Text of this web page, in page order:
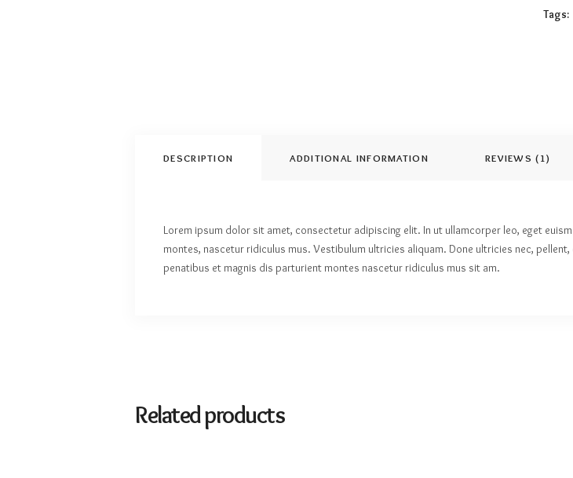
Tags:
DESCRIPTION ADDITIONAL INFORMATION REVIEWS (1)
Lorem ipsum dolor sit amet, consectetur adipiscing elit. In ut ullamcorper leo, eget
montes, nascetur ridiculus mus. Vestibulum ultricies aliquam. Done ultricies nec,
penatibus et magnis dis parturient montes nascetur ridiculus mus sit am.
Related products